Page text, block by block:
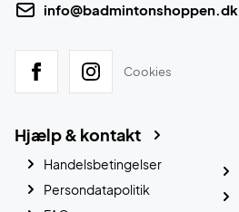
info@badmintonshoppen.dk
Cookies
Hjælp & kontakt
Handelsbetingelser
Persondatapolitik